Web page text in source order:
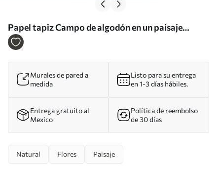
Papel tapiz Campo de algodón en un paisaje
brumoso del norte, estilo pictórico Nr. w09934
Murales de pared a
medida
Listo para su entrega
en 1-3 días hábiles.
Entrega gratuito al
Mexico
Política de reembolso
de 30 días
Natural Flores Paisaje